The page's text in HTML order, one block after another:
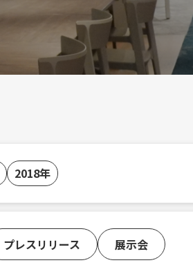
2018年
プレスリリース 展示会